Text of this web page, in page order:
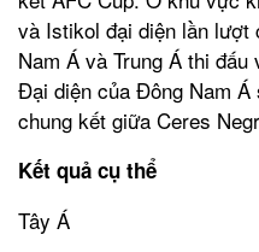
và Istikol đại diện lần
Nam Á và Trung Á thi
Đại diện của Đông Nam
chung kết giữa Ceres
Kết quả cụ thể
Tây Á